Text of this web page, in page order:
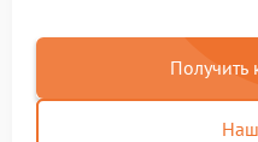
Получить